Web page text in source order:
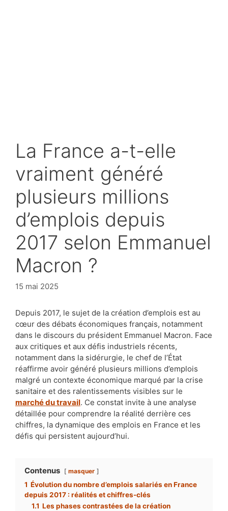
La France a-t-elle
vraiment généré
plusieurs millions
d’emplois depuis
2017 selon Emmanuel
Macron ?
15 mai 2025
Depuis 2017, le sujet de la création d’emplois est au
cœur des débats économiques français, notamment
dans le discours du président Emmanuel Macron. Face
aux critiques et aux défis industriels récents,
notamment dans la sidérurgie, le chef de l’État
réaffirme avoir généré plusieurs millions d’emplois
malgré un contexte économique marqué par la crise
sanitaire et des ralentissements visibles sur le
marché du travail. Ce constat invite à une analyse
détaillée pour comprendre la réalité derrière ces
chiffres, la dynamique des emplois en France et les
défis qui persistent aujourd’hui.
Contenus masquer
1 Évolution du nombre d’emplois salariés en France
depuis 2017 : réalités et chiffres-clés
1.1 Les phases contrastées de la création